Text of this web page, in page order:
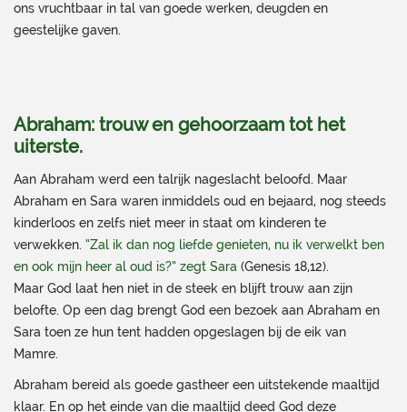
ons vruchtbaar in tal van goede werken, deugden en
geestelijke gaven.
Abraham: trouw en gehoorzaam tot het
uiterste.
Aan Abraham werd een talrijk nageslacht beloofd. Maar
Abraham en Sara waren inmiddels oud en bejaard, nog steeds
kinderloos en zelfs niet meer in staat om kinderen te
verwekken. “Zal ik dan nog liefde genieten, nu ik verwelkt ben
en ook mijn heer al oud is?” zegt Sara (Genesis 18,12).
Maar God laat hen niet in de steek en blijft trouw aan zijn
belofte. Op een dag brengt God een bezoek aan Abraham en
Sara toen ze hun tent hadden opgeslagen bij de eik van
Mamre.
Abraham bereid als goede gastheer een uitstekende maaltijd
klaar. En op het einde van die maaltijd deed God deze